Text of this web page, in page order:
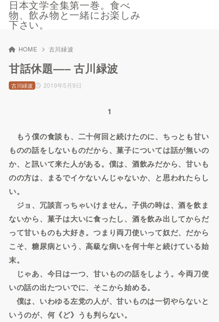
日本文学全集第一巻。食べ
物、飲み物と一緒にお楽しみ
下さい。
HOME 古川緑波
甘話休題—– 古川緑波
2019年5月9日
古川緑波
1
もう僕の食談も、二十何回と続けたのに、ちっとも甘い
ものの話をしないものだから、菓子については話が無いの
か、と訊いて来た人がある。僕は、酒飲みだから、甘いも
のの方は、まるでイケないんじゃないか、と思われたらし
い。
ジョ、冗談言っちゃいけません。子供の時は、酒を飲ま
ないから、菓子は大いに食ったし、酒を飲み出してからだ
って甘いものも大好き。つまり両刀使いって奴だ、だから
こそ、糖尿病という、高級な病いを何十年と続けている始
末。
じゃあ、今日は一つ、甘いものの話をしよう。今両刀使
いの話の出たついでに、そこから始める。
僕は、いわゆる左党の人が、甘いものは一切やらないと
いうのが、何《ど》うも判らない。